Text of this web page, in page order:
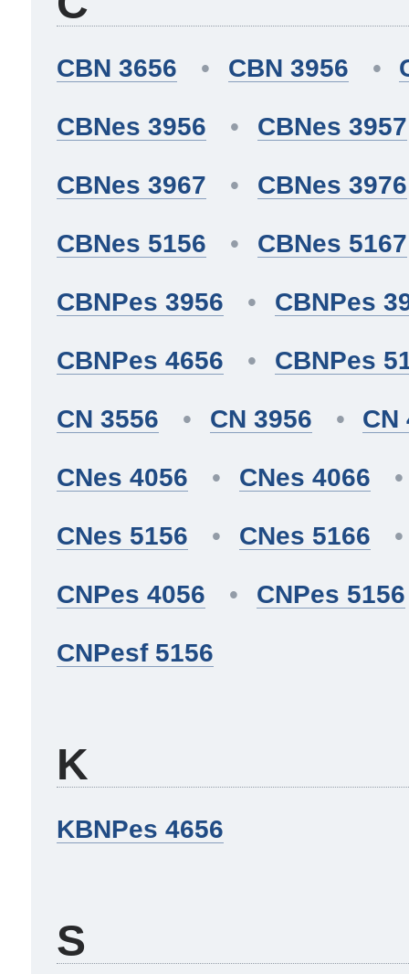
CBN 3656 CBN 3956
CBNes 3956 CBNes 3957
CBNes 3967 CBNes 3976
CBNes 5156 CBNes 5167
CBNPes 3956 CBNPes
CBNPes 4656 CBNPes
CN 3556 CN 3956 CN
CNes 4056 CNes 4066
CNes 5156 CNes 5166
CNPes 4056 CNPes 5156
CNPesf 5156
K
KBNPes 4656
S